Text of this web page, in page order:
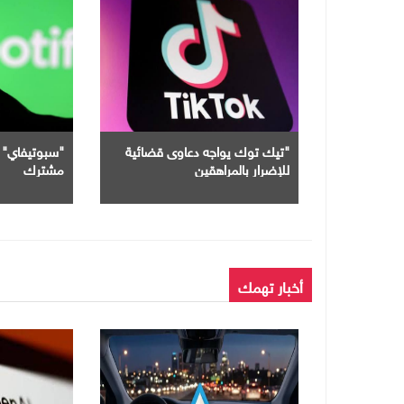
"تيك توك يواجه دعاوى قضائية
للإضرار بالمراهقين مشترك
أخبار تهمك